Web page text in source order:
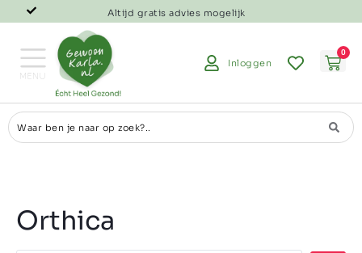
Altijd gratis advies mogelijk
Inloggen
0
Orthica